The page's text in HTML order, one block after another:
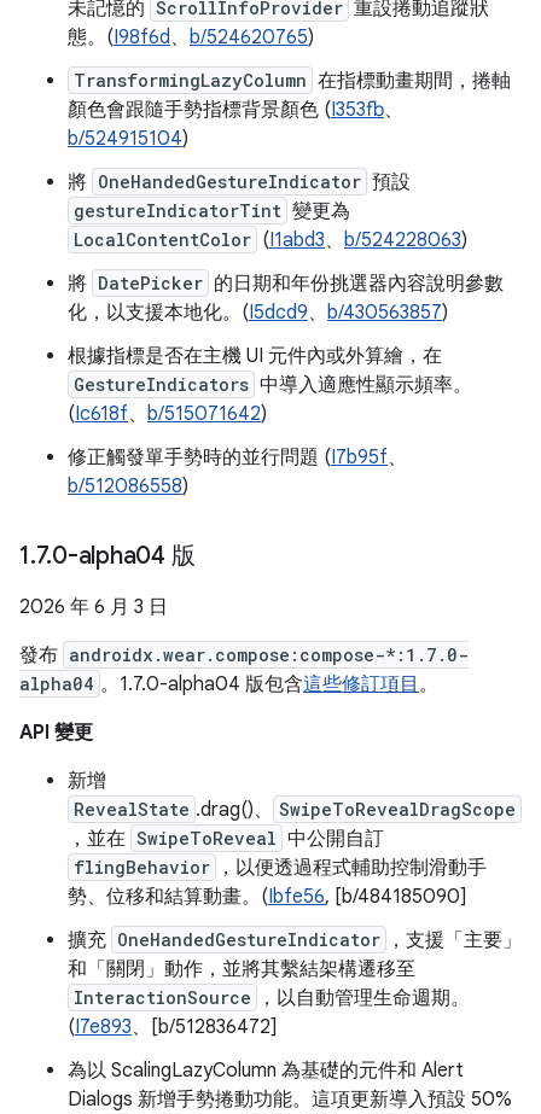
未記憶的 ScrollInfoProvider 重設捲動追蹤狀
態。(I98f6d、 b/524620765)
TransformingLazyColumn 在指標動畫期間，捲軸
顏色會跟隨手勢指標背景顏色 (I353fb、
b/524915104)
將 OneHandedGestureIndicator 預設
gestureIndicatorTint 變更為
LocalContentColor (I1abd3、 b/524228063)
將 DatePicker 的日期和年份挑選器內容說明參數
化，以支援本地化。(I5dcd9、 b/430563857)
根據指標是否在主機 UI 元件內或外算繪，在
GestureIndicators 中導入適應性顯示頻率。
(Ic618f、 b/515071642)
修正觸發單手勢時的並行問題 (I7b95f、
b/512086558)
1.7.0-alpha04 版
2026 年 6 月 3 日
發布 androidx.wear.compose:compose-*:1.7.0-
alpha04 。1.7.0-alpha04 版包含這些修訂項目 。
API 變更
新增
RevealState .drag()、 SwipeToRevealDragScope
，並在 SwipeToReveal 中公開自訂
flingBehavior
，以便透過程式輔助控制滑動手
勢、位移和結算動畫。(Ibfe56, [b/484185090]
擴充 OneHandedGestureIndicator
，支援「主要」
和「關閉」動作，並將其繫結架構遷移至
InteractionSource
，以自動管理生命週期。
(I7e893、[b/512836472]
為以 ScalingLazyColumn 為基礎的元件和 Alert
Dialogs 新增手勢捲動功能。這項更新導入預設 50%